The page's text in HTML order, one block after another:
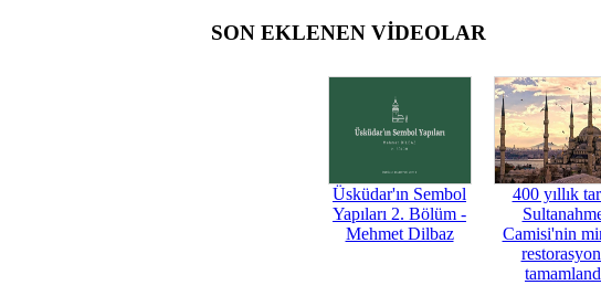
SON EKLENEN VİDEOLAR
Üsküdar'ın Sembol
Yapıları 2. Bölüm -
Mehmet Dilbaz
400 yıllık
Camisi'nin